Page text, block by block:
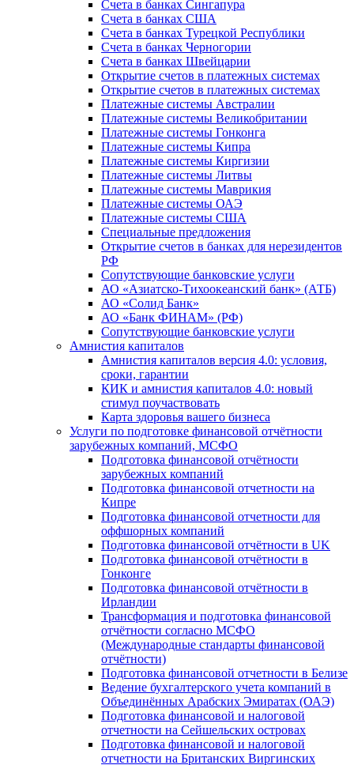
Счета в банках Сингапура
Счета в банках США
Счета в банках Турецкой Республики
Счета в банках Черногории
Счета в банках Швейцарии
Открытие счетов в платежных системах
Открытие счетов в платежных системах
Платежные системы Австралии
Платежные системы Великобритании
Платежные системы Гонконга
Платежные системы Кипра
Платежные системы Киргизии
Платежные системы Литвы
Платежные системы Маврикия
Платежные системы ОАЭ
Платежные системы США
Специальные предложения
Открытие счетов в банках для нерезидентов
РФ
Сопутствующие банковские услуги
АО «Азиатско-Тихоокеанский банк» (АТБ)
АО «Солид Банк»
АО «Банк ФИНАМ» (РФ)
Сопутствующие банковские услуги
Амнистия капиталов
Амнистия капиталов версия 4.0: условия,
сроки, гарантии
КИК и амнистия капиталов 4.0: новый
стимул поучаствовать
Карта здоровья вашего бизнеса
Услуги по подготовке финансовой отчётности
зарубежных компаний, МСФО
Подготовка финансовой отчётности
зарубежных компаний
Подготовка финансовой отчетности на
Кипре
Подготовка финансовой отчетности для
оффшорных компаний
Подготовка финансовой отчётности в UK
Подготовка финансовой отчётности в
Гонконге
Подготовка финансовой отчётности в
Ирландии
Трансформация и подготовка финансовой
отчётности согласно МСФО
(Международные стандарты финансовой
отчётности)
Подготовка финансовой отчетности в Белизе
Ведение бухгалтерского учета компаний в
Объединённых Арабских Эмиратах (ОАЭ)
Подготовка финансовой и налоговой
отчетности на Сейшельских островах
Подготовка финансовой и налоговой
отчетности на Британских Виргинских